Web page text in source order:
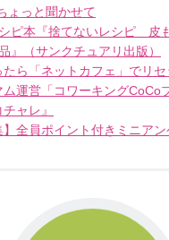
ょっと聞かせて
シピ本『捨てないレシピ 皮
』（サンクチュアリ出版）
ら「ネットカフェ」でリセ
ム運営「コワーキングCoCo
ャレ』
】全員ポイント付きミニア